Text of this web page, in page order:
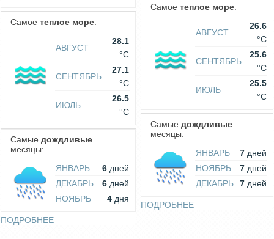
Самое теплое море:
АВГУСТ
28.1
°C
СЕНТЯБРЬ
27.1
°C
ИЮЛЬ
26.5
°C
Самые дождливые
месяцы:
ЯНВАРЬ
6 дней
ДЕКАБРЬ
6 дней
НОЯБРЬ
4 дня
ПОДРОБНЕЕ
Самое теплое море:
АВГУСТ
26.6
°C
СЕНТЯБРЬ
25.6
°C
ИЮЛЬ
25.5
°C
Самые дождливые
месяцы:
ЯНВАРЬ
7 дней
НОЯБРЬ
7 дней
ДЕКАБРЬ
7 дней
ПОДРОБНЕЕ